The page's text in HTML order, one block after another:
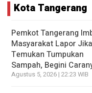
Kota Tangerang
Pemkot Tangerang
Masyarakat Lapor Jika
Temukan Tumpukan
Sampah, Begini
Agustus 5, 2026 | 22:23 WIB